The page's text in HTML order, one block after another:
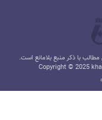
با ذکر منبع بلامانع است.
Copyright © 2025